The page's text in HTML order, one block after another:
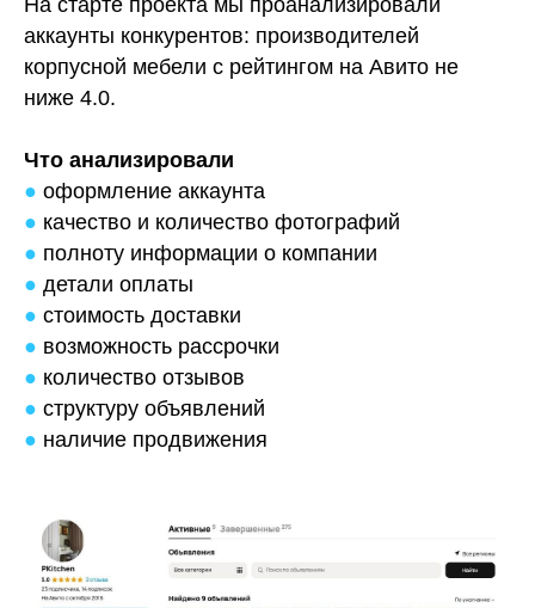
На старте проекта мы проанализировали
аккаунты конкурентов: производителей
корпусной мебели с рейтингом на Авито не
ниже 4.0.
Что анализировали
● оформление аккаунта
● качество и количество фотографий
● полноту информации о компании
● детали оплаты
● стоимость доставки
● возможность рассрочки
● количество отзывов
● структуру объявлений
● наличие продвижения